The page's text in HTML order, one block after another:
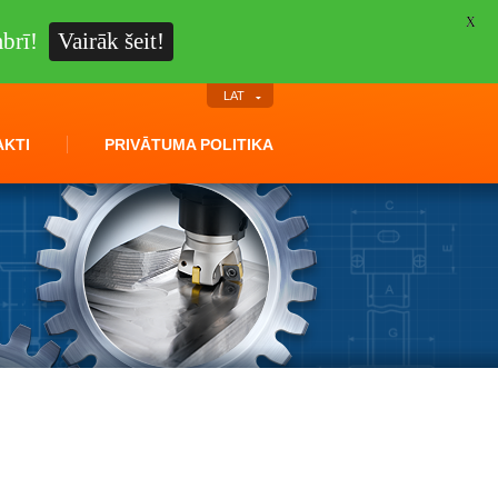
PRIVĀTUMA POLITIKA
LAT
Vairāk šeit!
X